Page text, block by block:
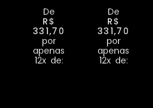
De
R$
331,70
por
apenas
12x de:
De
R$
331,70
por
apenas
12x de: